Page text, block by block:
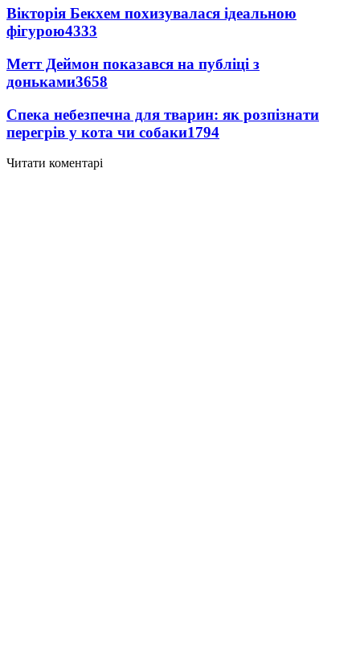
Вікторія Бекхем похизувалася ідеальною
фігурою4333
Метт Деймон показався на публіці з
доньками3658
Спека небезпечна для тварин: як розпізнати
перегрів у кота чи собаки1794
Читати коментарі